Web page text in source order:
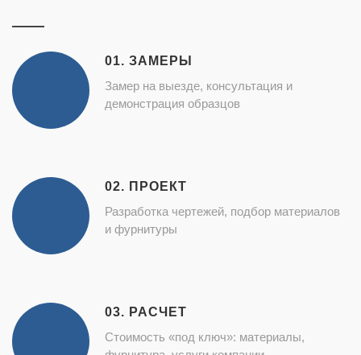
01. ЗАМЕРЫ
Замер на выезде, консультация и
демонстрация образцов
02. ПРОЕКТ
Разработка чертежей, подбор материалов
и фурнитуры
03. РАСЧЕТ
Стоимость «под ключ»: материалы,